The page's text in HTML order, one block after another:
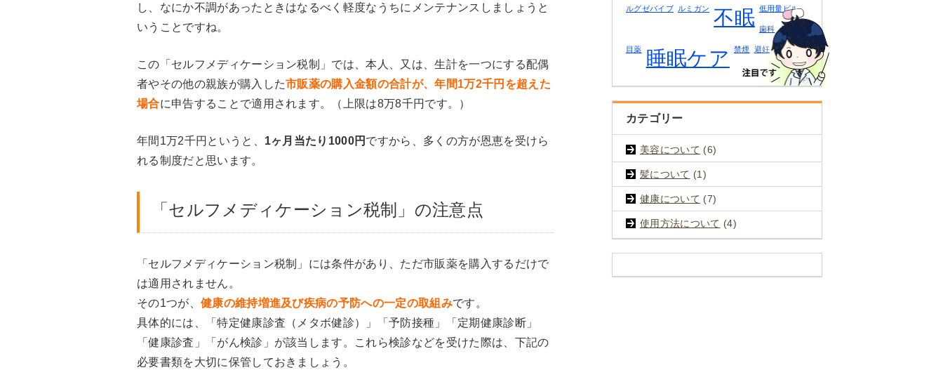
し、なにか不調があったときはなるべく軽度なうちにメンテナンスしましょうと
いうことですね。
この「セルフメディケーション税制」では、本人、又は、生計を一つにする配偶
者やその他の親族が購入した市販薬の購入金額の合計が、年間1万2千円を超えた
場合に申告することで適用されます。（上限は8万8千円です。）
年間1万2千円というと、 1ヶ月当たり1000円 ですから、多くの方が恩恵を受けら
れる制度だと思います。
「セルフメディケーション税制」の注意点
「セルフメディケーション税制」には条件があり、ただ市販薬を購入するだけで
は適用されません。
その1つが、 健康の維持増進及び疾病の予防への一定の取組みです。
具体的には、「特定健康診査（メタボ健診）」「予防接種」「定期健康診断」
「健康診査」「がん検診」が該当します。これら検診などを受けた際は、下記の
必要書類を大切に保管しておきましょう。
ルグゼバイブ ルミガン 不眠 低用量ピル
歯科 点眼薬
目薬 睡眠ケア 禁煙 避妊
カテゴリー
美容について (6)
髪について (1)
健康について (7)
使用方法について (4)